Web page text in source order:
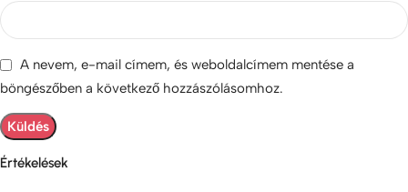
Értékelések
A nevem, e-mail címem, és weboldalcímem mentése a
böngészőben a következő hozzászólásomhoz.